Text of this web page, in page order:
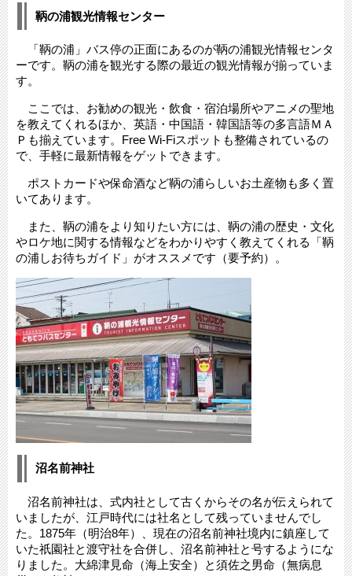
鞆の浦観光情報センター
「鞆の浦」バス停の正面にあるのが鞆の浦観光情報センタ
ーです。鞆の浦を観光する際の最近の観光情報が揃っていま
す。
ここでは、お勧めの観光・飲食・宿泊場所やアニメの聖地
を教えてくれるほか、英語・中国語・韓国語等の多言語ＭＡ
Ｐも揃えています。Free Wi-Fiスポットも整備されているの
で、手軽に最新情報をゲットできます。
ポストカードや保命酒など鞆の浦らしいお土産物も多く置
いてあります。
また、鞆の浦をより知りたい方には、鞆の浦の歴史・文化
やロケ地に関する情報などをわかりやすく教えてくれる「鞆
の浦しお待ちガイド」がオススメです（要予約）。
沼名前神社
沼名前神社は、式内社として古くからその名が伝えられて
いましたが、江戸時代には社名として残っていませんでし
た。1875年（明治8年）、現在の沼名前神社境内に鎮座して
いた祇園社と渡守社を合併し、沼名前神社と号するようにな
りました。大綿津見命（海上安全）と須佐之男命（無病息